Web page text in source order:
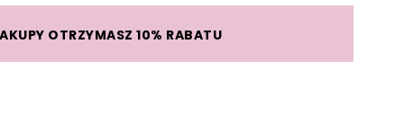
OTRZYMASZ 10% RABATU